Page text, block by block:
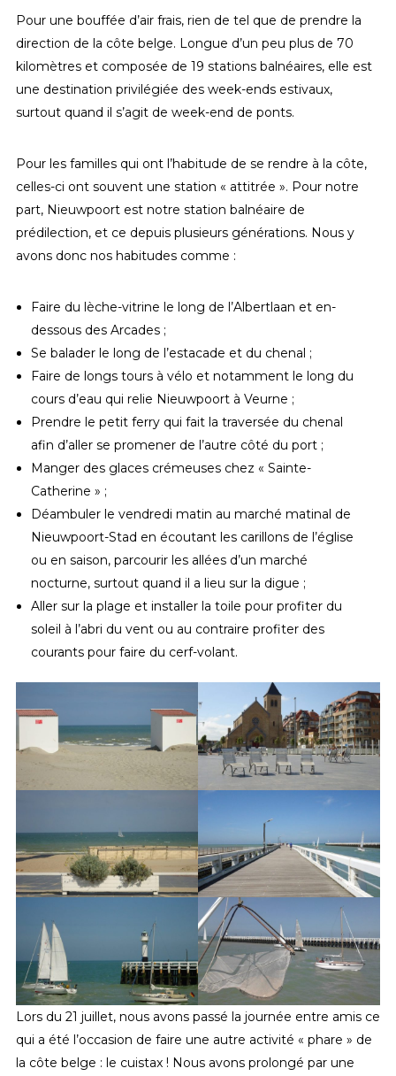
Pour une bouffée d’air frais, rien de tel que de prendre la
direction de la côte belge. Longue d’un peu plus de 70
kilomètres et composée de 19 stations balnéaires, elle est
une destination privilégiée des week-ends estivaux,
surtout quand il s’agit de week-end de ponts.
Pour les familles qui ont l’habitude de se rendre à la côte,
celles-ci ont souvent une station « attitrée ». Pour notre
part, Nieuwpoort est notre station balnéaire de
prédilection, et ce depuis plusieurs générations. Nous y
avons donc nos habitudes comme :
Faire du lèche-vitrine le long de l’Albertlaan et en-
dessous des Arcades ;
Se balader le long de l’estacade et du chenal ;
Faire de longs tours à vélo et notamment le long du
cours d’eau qui relie Nieuwpoort à Veurne ;
Prendre le petit ferry qui fait la traversée du chenal
afin d’aller se promener de l’autre côté du port ;
Manger des glaces crémeuses chez « Sainte-
Catherine » ;
Déambuler le vendredi matin au marché matinal de
Nieuwpoort-Stad en écoutant les carillons de l’église
ou en saison, parcourir les allées d’un marché
nocturne, surtout quand il a lieu sur la digue ;
Aller sur la plage et installer la toile pour profiter du
soleil à l’abri du vent ou au contraire profiter des
courants pour faire du cerf-volant.
Lors du 21 juillet, nous avons passé la journée entre amis ce
qui a été l’occasion de faire une autre activité « phare » de
la côte belge : le cuistax ! Nous avons prolongé par une